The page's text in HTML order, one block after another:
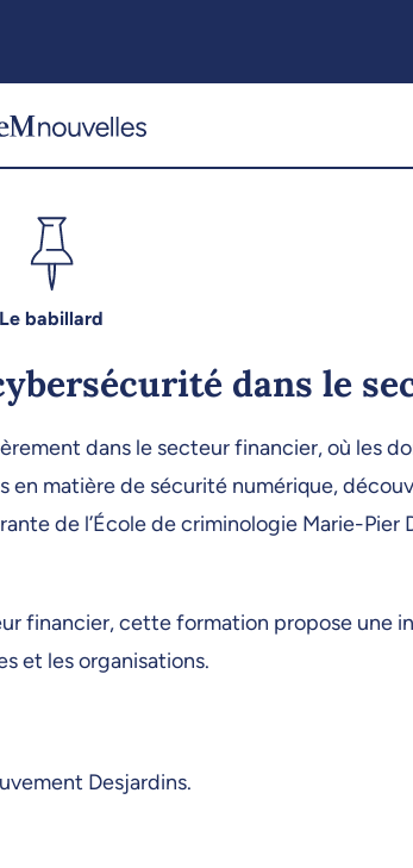
Le babillard
dans le
dans le secteur financier, où les
matière de sécurité numérique,
de l’École de criminologie Marie-
financier, cette formation propose une
et les organisations.
Desjardins.